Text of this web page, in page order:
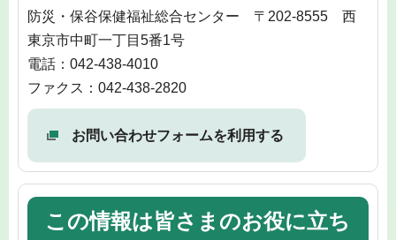
防災・保谷保健福祉総合センター 〒202-8555 西
東京市中町一丁目5番1号
電話：042-438-4010
ファクス：042-438-2820
お問い合わせフォームを利用する
この情報は皆さまのお役に立ち